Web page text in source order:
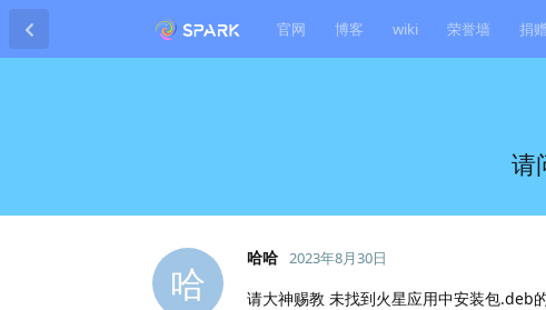
官网 博客 wiki 荣誉墙 捐
请
哈
哈哈 2023年8月30日
请大神赐教 未找到火星应用中安装包.deb